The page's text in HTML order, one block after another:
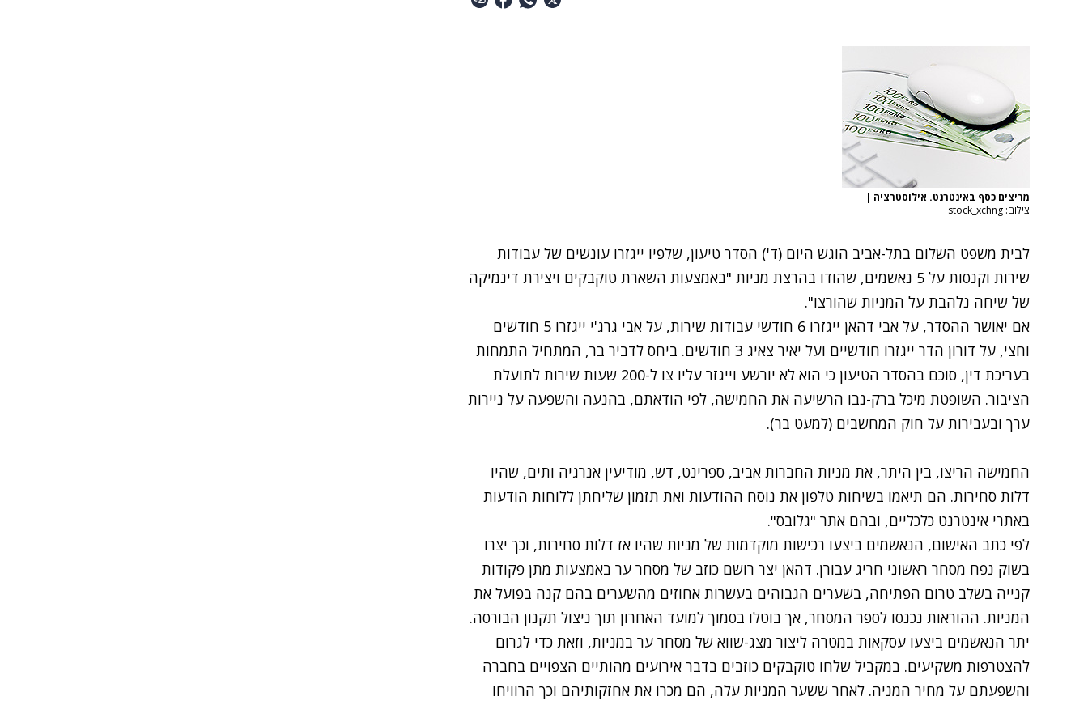
מריצים כסף באינטרנט. אילוסטרציה |
צילום: stock_xchng
לבית משפט השלום בתל-אביב הוגש היום (ד') הסדר טיעון, שלפיו ייגזרו עונשים של עבודות
שירות וקנסות על 5 נאשמים, שהודו בהרצת מניות "באמצעות השארת טוקבקים ויצירת דינמיקה
של שיחה נלהבת על המניות שהורצו".
אם יאושר ההסדר, על אבי דהאן ייגזרו 6 חודשי עבודות שירות, על אבי גרג'י ייגזרו 5 חודשים
וחצי, על דורון הדר ייגזרו חודשיים ועל יאיר צאיג 3 חודשים. ביחס לדביר בר, המתחיל התמחות
בעריכת דין, סוכם בהסדר הטיעון כי הוא לא יורשע וייגזר עליו צו ל-200 שעות שירות לתועלת
הציבור. השופטת מיכל ברק-נבו הרשיעה את החמישה, לפי הודאתם, בהנעה והשפעה על ניירות
ערך ובעבירות על חוק המחשבים (למעט בר).
החמישה הריצו, בין היתר, את מניות החברות אביב, ספרינט, דש, מודיעין אנרגיה ותים, שהיו
דלות סחירות. הם תיאמו בשיחות טלפון את נוסח ההודעות ואת תזמון שליחתן ללוחות הודעות
באתרי אינטרנט כלכליים, ובהם אתר "גלובס".
לפי כתב האישום, הנאשמים ביצעו רכישות מוקדמות של מניות שהיו אז דלות סחירות, וכך יצרו
בשוק נפח מסחר ראשוני חריג עבורן. דהאן יצר רושם כוזב של מסחר ער באמצעות מתן פקודות
קנייה בשלב טרום הפתיחה, בשערים הגבוהים בעשרות אחוזים מהשערים בהם קנה בפועל את
המניות. ההוראות נכנסו לספר המסחר, אך בוטלו בסמוך למועד האחרון תוך ניצול תקנון הבורסה.
יתר הנאשמים ביצעו עסקאות במטרה ליצור מצג-שווא של מסחר ער במניות, וזאת כדי לגרום
להצטרפות משקיעים. במקביל שלחו טוקבקים כוזבים בדבר אירועים מהותיים הצפויים בחברה
והשפעתם על מחיר המניה. לאחר ששער המניות עלה, הם מכרו את אחזקותיהם וכך הרוויחו